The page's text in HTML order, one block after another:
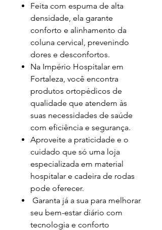
Feita com espuma de alta
densidade, ela garante
conforto e alinhamento da
coluna cervical, prevenindo
dores e desconfortos.
Na Império Hospitalar em
Fortaleza, você encontra
produtos ortopédicos de
qualidade que atendem às
suas necessidades de saúde
com eficiência e segurança.
Aproveite a praticidade e o
cuidado que só uma loja
especializada em material
hospitalar e cadeira de rodas
pode oferecer.
Garanta já a sua para melhorar
seu bem-estar diário com
tecnologia e conforto